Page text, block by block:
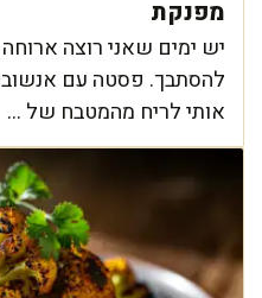
מפנקת
יש ימים שאני רוצה
להסתבך. פסטה עם
אותי לריח מהמטבח של ...